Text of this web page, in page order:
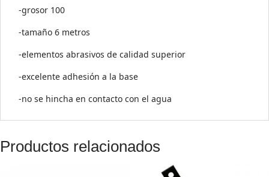
-grosor 100
-tamaño 6 metros
-elementos abrasivos de calidad superior
-excelente adhesión a la base
-no se hincha en contacto con el agua
Productos relacionados